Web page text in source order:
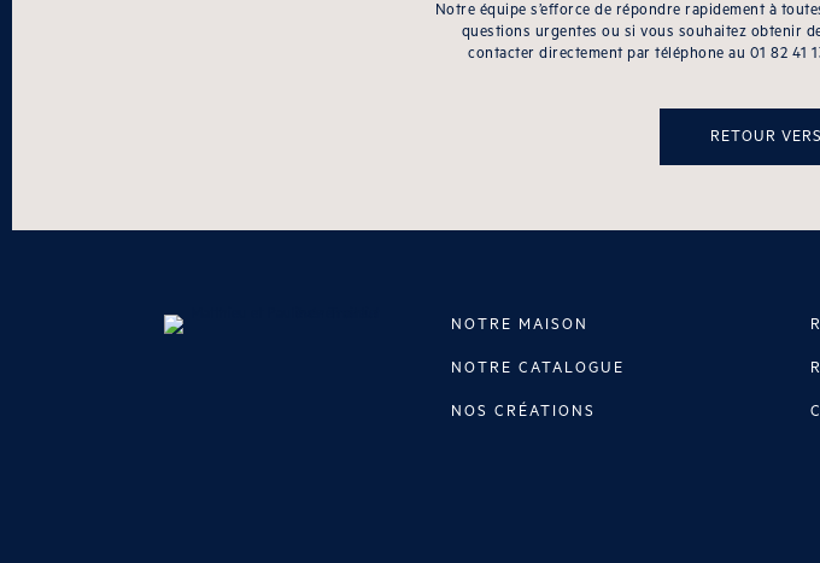
Notre équipe s’efforce de répondre rapidement à
questions urgentes ou si vous souhaitez obtenir
contacter directement par téléphone au 01 82 41
RETOUR
NOTRE MAISON
NOTRE CATALOGUE
NOS CRÉATIONS